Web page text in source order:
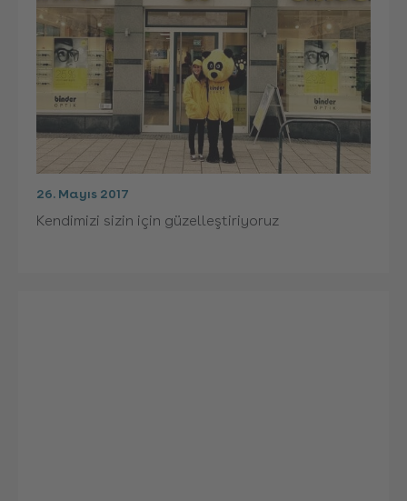
26. Mayıs 2017
Kendimizi sizin için güzelleştiriyoruz